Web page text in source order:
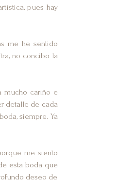
pues hay
me he sentido
no concibo la
mucho cariño e
detalle de cada
siempre. Ya
me siento
esta boda que
deseo de